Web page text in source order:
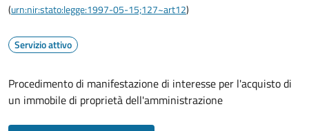
(urn:nir:stato:legge:1997-05-15;127~art12)
Servizio attivo
Procedimento di manifestazione di interesse per l'acquisto di
un immobile di proprietà dell'amministrazione